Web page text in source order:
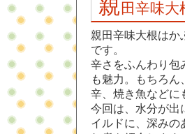
親 田辛味
親田辛味大根はか
です。
辛さをふんわり包
も魅力。もちろ
辛、焼き魚などに
今回は、水分が出
イルドに、深みの